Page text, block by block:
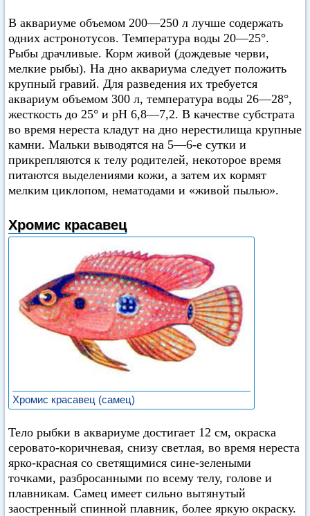
В аквариуме объемом 200—250 л лучше содержать
одних астронотусов. Температура воды 20—25°.
Рыбы драчливые. Корм живой (дождевые черви,
мелкие рыбы). На дно аквариума следует положить
крупный гравий. Для разведения их требуется
аквариум объемом 300 л, температура воды 26—28°,
жесткость до 25° и pH 6,8—7,2. В качестве субстрата
во время нереста кладут на дно нерестилища крупные
камни. Мальки выводятся на 5—6-е сутки и
прикрепляются к телу родителей, некоторое время
питаются выделениями кожи, а затем их кормят
мелким циклопом, нематодами и «живой пылью».
Хромис красавец
Хромис красавец (самец)
Тело рыбки в аквариуме достигает 12 см, окраска
серовато-коричневая, снизу светлая, во время нереста
ярко-красная со светящимися сине-зелеными
точками, разбросанными по всему телу, голове и
плавникам. Самец имеет сильно вытянутый
заостренный спинной плавник, более яркую окраску.